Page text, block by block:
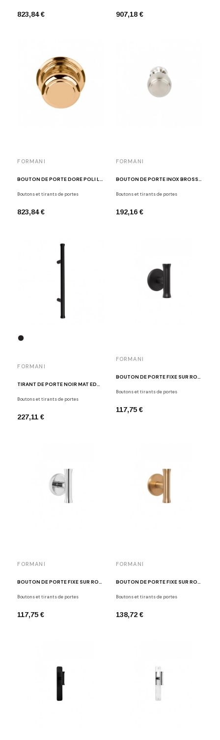
823,84 € 907,18 €
FORMANI
BOUTON DE PORTE DORÉ POLI LAZARO ROSA-VIOLAN LZ201V OL
Boutons et tirants de portes
823,84 €
FORMANI
BOUTON DE PORTE INOX BROSSÉ POLI LAZARO ROSA-VIOLAN LZ200V IN
Boutons et tirants de portes
192,16 €
FORMANI
TIRANT DE PORTE NOIR MAT EDWARD VAN VLIET EV365ZL NM
Boutons et tirants de portes
227,11 €
FORMANI
BOUTON DE PORTE FIXE SUR ROSACE RONDE NOIR MAT EDWARD VAN VLIET EV102V/64 NM
Boutons et tirants de portes
117,75 €
FORMANI
BOUTON DE PORTE FIXE SUR ROSACE RONDE INOX POLI EDWARD VAN VLIET EV102V/64 IP
Boutons et tirants de portes
117,75 €
FORMANI
BOUTON DE PORTE FIXE SUR ROSACE RONDE DORÉ BROSSÉ EDWARD VAN VLIET EV102V/64 IM
Boutons et tirants de portes
138,72 €